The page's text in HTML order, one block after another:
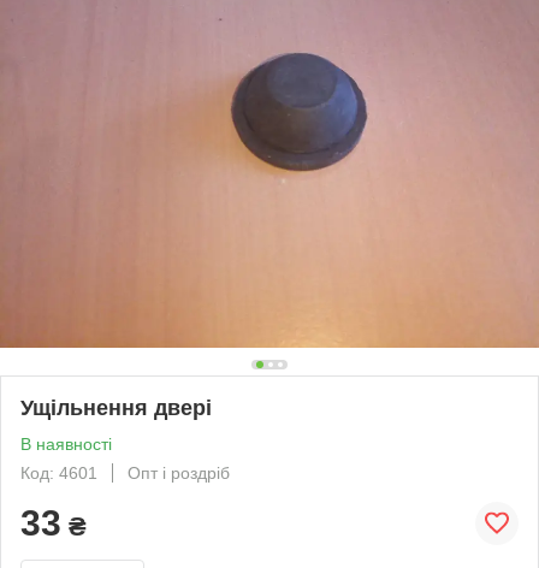
Ущільнення двері
В наявності
Код: 4601
Опт і роздріб
33 ₴